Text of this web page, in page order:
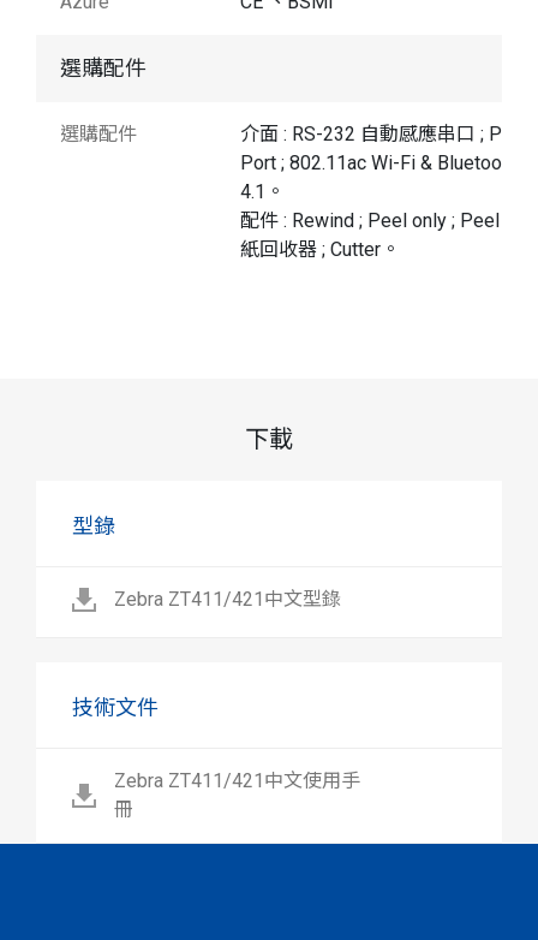
選購配件
選購配件
介面 : RS-232 自動感應串口 ;
Port ; 802.11ac Wi-Fi & Bluetooth
4.1。
配件 : Rewind ; Peel only ; Peel +底
紙回收器 ; Cutter。
下載
型錄
Zebra ZT411/421中文型錄
技術文件
Zebra ZT411/421中文使用手
冊